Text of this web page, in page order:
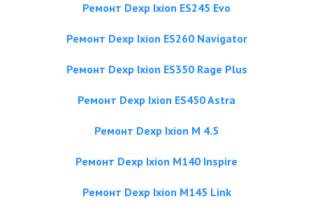
Ремонт Dexp Ixion ES245 Evo
Ремонт Dexp Ixion ES260 Navigator
Ремонт Dexp Ixion ES350 Rage Plus
Ремонт Dexp Ixion ES450 Astra
Ремонт Dexp Ixion M 4.5
Ремонт Dexp Ixion M140 Inspire
Ремонт Dexp Ixion M145 Link